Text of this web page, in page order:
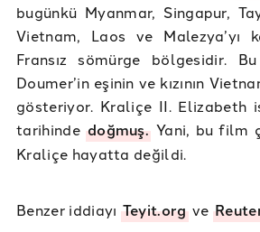
bugünkü Myanmar, Singapur,
Vietnam, Laos ve Malezya’yı
Fransız sömürge bölgesidir.
Doumer’in eşinin ve kızının
gösteriyor. Kraliçe II. Elizabeth
tarihinde doğmuş. Yani, bu film
Kraliçe hayatta değildi.
Benzer iddiayı Teyit.orgve